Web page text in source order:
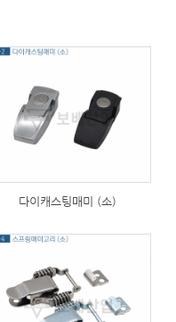
312
다이캐스팅매미 (소)
366